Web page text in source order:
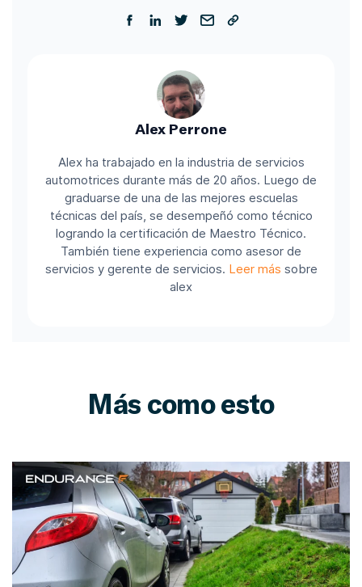
Alex Perrone
Alex ha trabajado en la industria de servicios
automotrices durante más de 20 años. Luego de
graduarse de una de las mejores escuelas
técnicas del país, se desempeñó como técnico
logrando la certificación de Maestro Técnico.
También tiene experiencia como asesor de
servicios y gerente de servicios. Leer más sobre
alex
Más como esto